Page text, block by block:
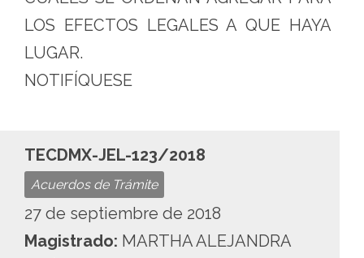
LOS EFECTOS LEGALES A QUE HAYA
LUGAR.
NOTIFÍQUESE
TECDMX-JEL-123/2018
Acuerdos de Trámite
27 de septiembre de 2018
Magistrado: MARTHA ALEJANDRA